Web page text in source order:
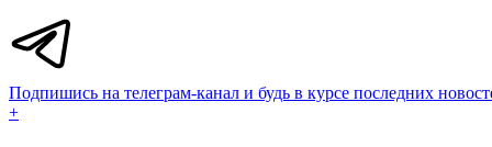
Подпишись на телеграм-канал и будь в курсе последних
+